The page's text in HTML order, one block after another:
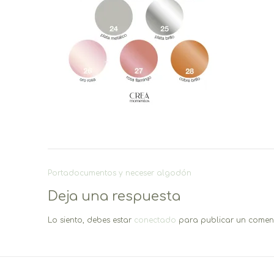
Navegación
entradas
Portadocumentos y neceser algodón
Deja una respuesta
Lo siento, debes estar conectado para publicar un